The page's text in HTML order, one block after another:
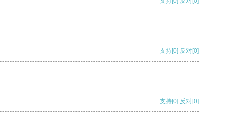
支持[0] 反对[0]
支持[0] 反对[0]